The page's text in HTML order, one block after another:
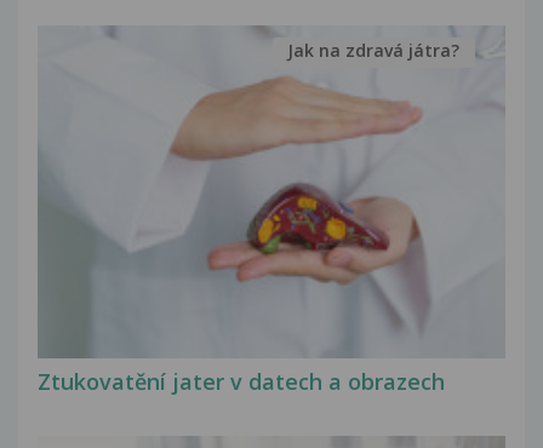
Ztukovatění jater v datech a obrazech
Jak na zdravá játra?